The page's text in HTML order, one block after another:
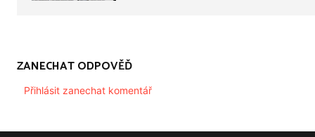
ZANECHAT ODPOVĚĎ
Přihlásit zanechat komentář